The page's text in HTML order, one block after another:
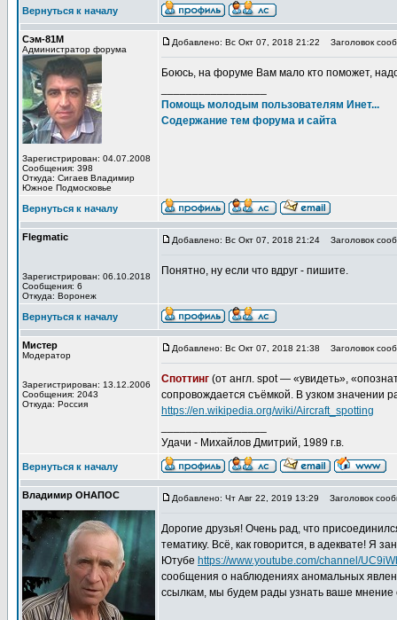
Вернуться к началу
Сэм-81М
Администратор форума
Зарегистрирован: 04.07.2008
Сообщения: 398
Откуда: Сигаев Владимир
Южное Подмосковье
Добавлено: Вс Окт 07, 2018 21:22 Заголовок
Боюсь, на форуме Вам мало кто поможет,
Помощь молодым пользователям Инет...
Содержание тем форума и сайта
Вернуться к началу
Flegmatic
Зарегистрирован: 06.10.2018
Сообщения: 6
Откуда: Воронеж
Добавлено: Вс Окт 07, 2018 21:24 Заголовок
Понятно, ну если что вдруг - пишите.
Вернуться к началу
Мистер
Модератор
Зарегистрирован: 13.12.2006
Сообщения: 2043
Откуда: Россия
Добавлено: Вс Окт 07, 2018 21:38 Заголовок
Споттинг (от англ. spot — «увидеть»,
сопровождается съёмкой. В узком значении
https://en.wikipedia.org/wiki/Aircraft_spotting
Удачи - Михайлов Дмитрий, 1989 г.в.
Вернуться к началу
Владимир ОНАПОС Добавлено: Чт Авг 22, 2019 13:29 Заголовок
Дорогие друзья! Очень рад, что
тематику. Всё, как говорится, в адеквате! Я
Ютубе https://www.youtube.com/channel/
сообщения о наблюдениях аномальных
ссылкам, мы будем рады узнать ваше